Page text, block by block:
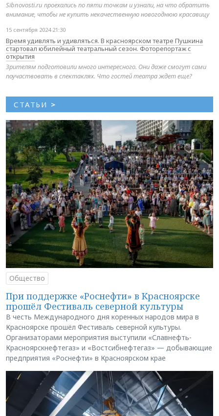
Sibnovosti.ru проехались по пяти точкам и узнали, на что обратить
внимание, чтобы не купить некачественную новогоднюю красавицу
15 сентября 2024 21:30
Время удивлять и удивляться. В красноярском театре Пушкина
стартовал юбилейный театральный сезон. Фоторепортаж с
открытия
Зрителям подготовили много интересного. Они даже смогут сами
поучаствовать в спектаклях. Что гостей театра ждет еще?
СТАТЬИ >
Общество
При поддержке «Роснефти» в Красноярске
прошёл Фестиваль северной культуры
В честь Международного дня коренных народов мира в
Красноярске прошёл Фестиваль северной культуры.
Организаторами мероприятия выступили «Славнефть-
Красноярскнефтегаз» и «Востсибнефтегаз» — добывающие
предприятия «Роснефти» в Красноярском крае